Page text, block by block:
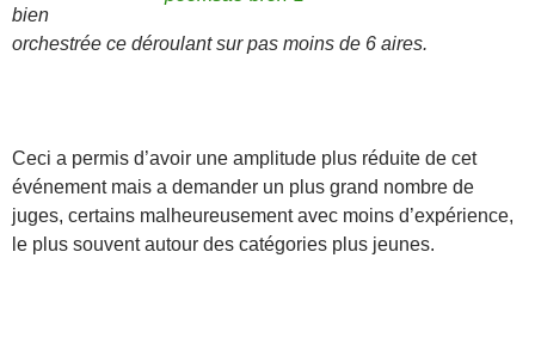
bien
orchestrée ce déroulant sur pas moins de 6 aires.
Ceci a permis d’avoir une amplitude plus réduite de cet
événement mais a demander un plus grand nombre de
juges, certains malheureusement avec moins d’expérience,
le plus souvent autour des catégories plus jeunes.